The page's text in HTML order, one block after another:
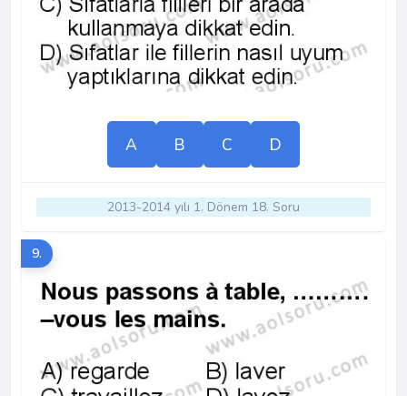
A B C D
2013-2014 yılı 1. Dönem 18. Soru
9.